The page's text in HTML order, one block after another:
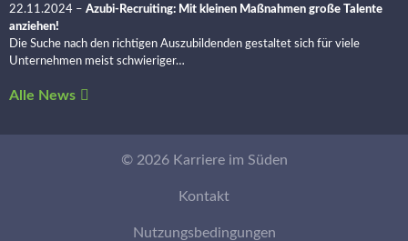
22.11.2024 – Azubi-Recruiting: Mit kleinen Maßnahmen große Talente
anziehen!
Die Suche nach den richtigen Auszubildenden gestaltet sich für viele
Unternehmen meist schwieriger…
Alle News
© 2026 Karriere im Süden
Kontakt
Nutzungsbedingungen